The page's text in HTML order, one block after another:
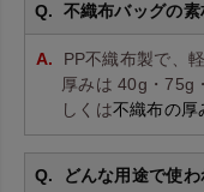
不織布バッグの素
PP不織布製で、
厚みは 40g・75g
しくは不織布の厚
どんな用途で使